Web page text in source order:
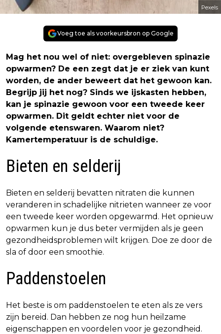
Pexels
Voeg toe als voorkeursbron op Google
Mag het nou wel of niet: overgebleven spinazie
opwarmen? De een zegt dat je er ziek van kunt
worden, de ander beweert dat het gewoon kan.
Begrijp jij het nog? Sinds we ijskasten hebben,
kan je spinazie gewoon voor een tweede keer
opwarmen. Dit geldt echter niet voor de
volgende etenswaren. Waarom niet?
Kamertemperatuur is de schuldige.
Bieten en selderij
Bieten en selderij bevatten nitraten die kunnen
veranderen in schadelijke nitrieten wanneer ze voor
een tweede keer worden opgewarmd. Het opnieuw
opwarmen kun je dus beter vermijden als je geen
gezondheidsproblemen wilt krijgen. Doe ze door de
sla of door een smoothie.
Paddenstoelen
Het beste is om paddenstoelen te eten als ze vers
zijn bereid. Dan hebben ze nog hun heilzame
eigenschappen en voordelen voor je gezondheid.